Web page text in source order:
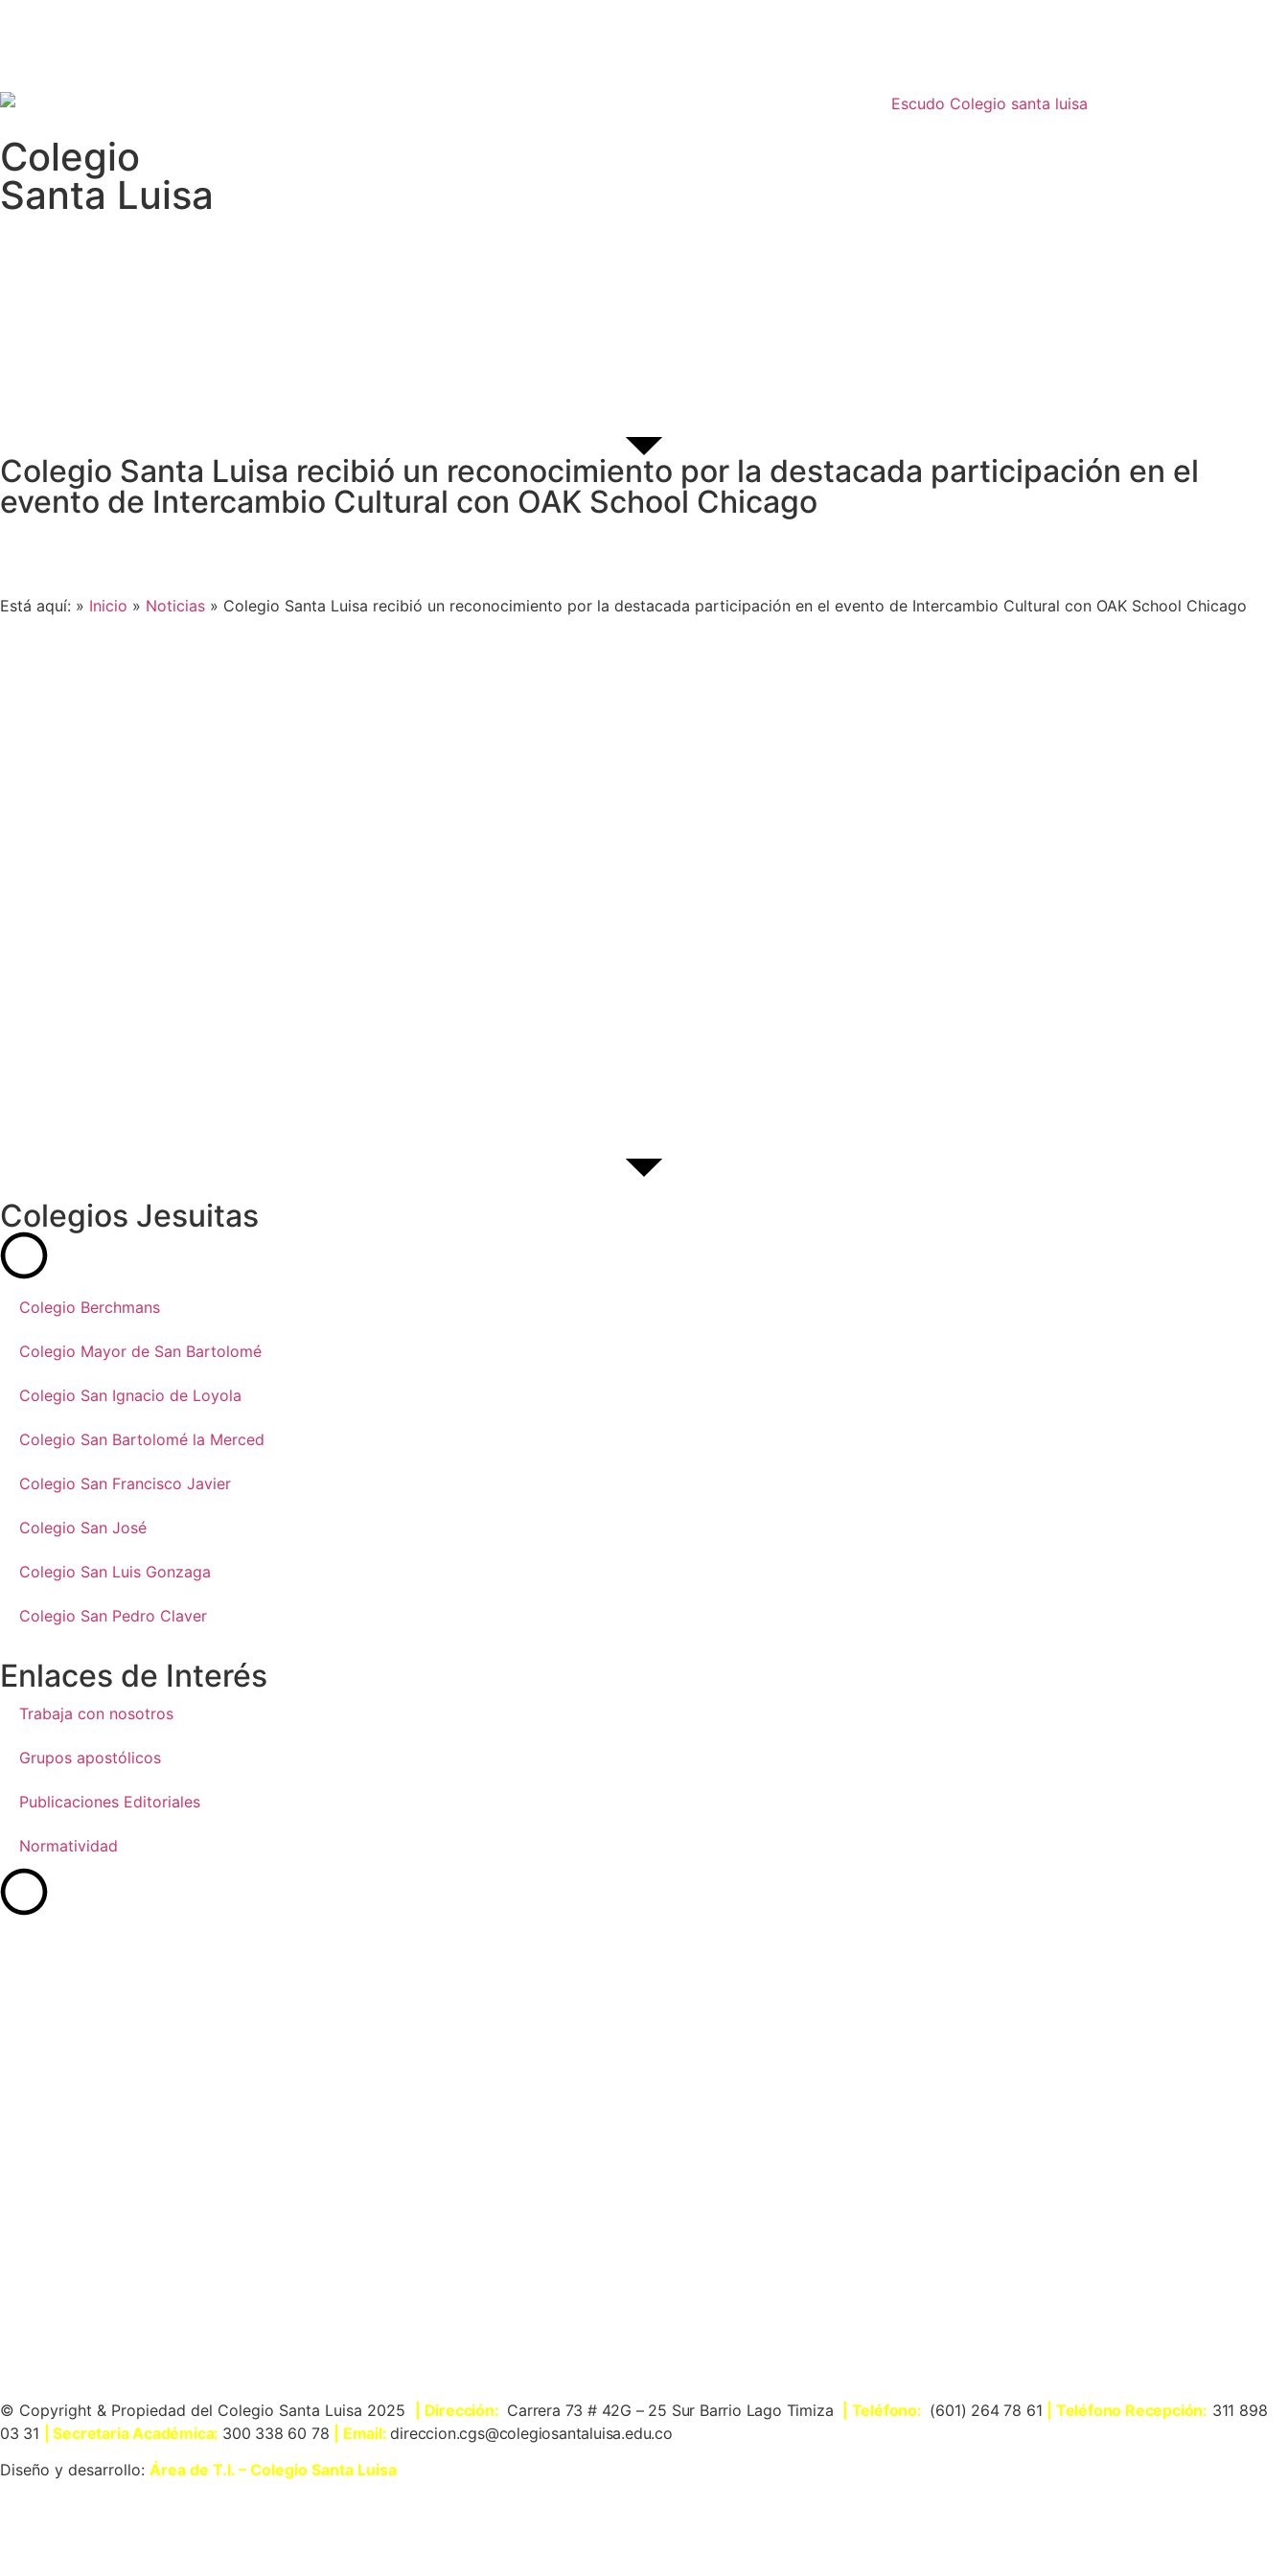
Colegio
Santa Luisa
Colegio Santa Luisa recibió un reconocimiento por la destacada participación en el
evento de Intercambio Cultural con OAK School Chicago
Está aquí: » Inicio » Noticias » Colegio Santa Luisa recibió un reconocimiento por la destacada participación en el evento de Intercambio Cultural con OAK School Chicago
Colegios Jesuitas
Colegio Berchmans
Colegio Mayor de San Bartolomé
Colegio San Ignacio de Loyola
Colegio San Bartolomé la Merced
Colegio San Francisco Javier
Colegio San José
Colegio San Luis Gonzaga
Colegio San Pedro Claver
Enlaces de Interés
Trabaja con nosotros
Grupos apostólicos
Publicaciones Editoriales
Normatividad
© Copyright & Propiedad del Colegio Santa Luisa 2025 | Dirección: Carrera 73 # 42G – 25 Sur Barrio Lago Timiza | Teléfono: (601) 264 78 61 | Teléfono Recepción: 311 898
03 31
| Secretaria Académica: 300 338 60 78 | Email:direccion.cgs@colegiosantaluisa.edu.co
Diseño y desarrollo: Área de T.I. – Colegio Santa Luisa